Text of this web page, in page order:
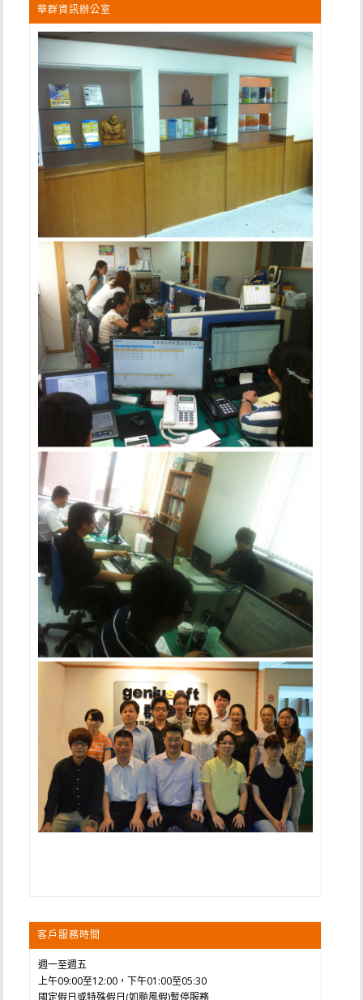
華群資訊辦公室
客戶服務時間
週一至週五
上午09:00至12:00，下午01:00至05:30
國定假日或特殊假日(如颱風假)暫停服務